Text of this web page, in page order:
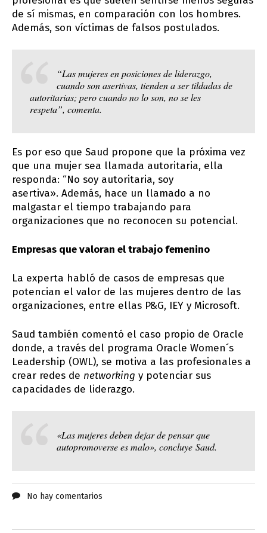
de sí mismas, en comparación con los hombres.
Además, son víctimas de falsos postulados.
“Las mujeres en posiciones de liderazgo,
cuando son asertivas, tienden a ser tildadas de
autoritarias; pero cuando no lo son, no se les
respeta”, comenta.
Es por eso que Saud propone que la próxima vez
que una mujer sea llamada autoritaria, ella
responda: “No soy autoritaria, soy
asertiva». Además, hace un llamado a no
malgastar el tiempo trabajando para
organizaciones que no reconocen su potencial.
Empresas que valoran el trabajo femenino
La experta habló de casos de empresas que
potencian el valor de las mujeres dentro de las
organizaciones, entre ellas P&G, IEY y Microsoft.
Saud también comentó el caso propio de Oracle
donde, a través del programa Oracle Women´s
Leadership (OWL), se motiva a las profesionales a
crear redes de networking y potenciar sus
capacidades de liderazgo.
«Las mujeres deben dejar de pensar que
autopromoverse es malo», concluye Saud.
No hay comentarios